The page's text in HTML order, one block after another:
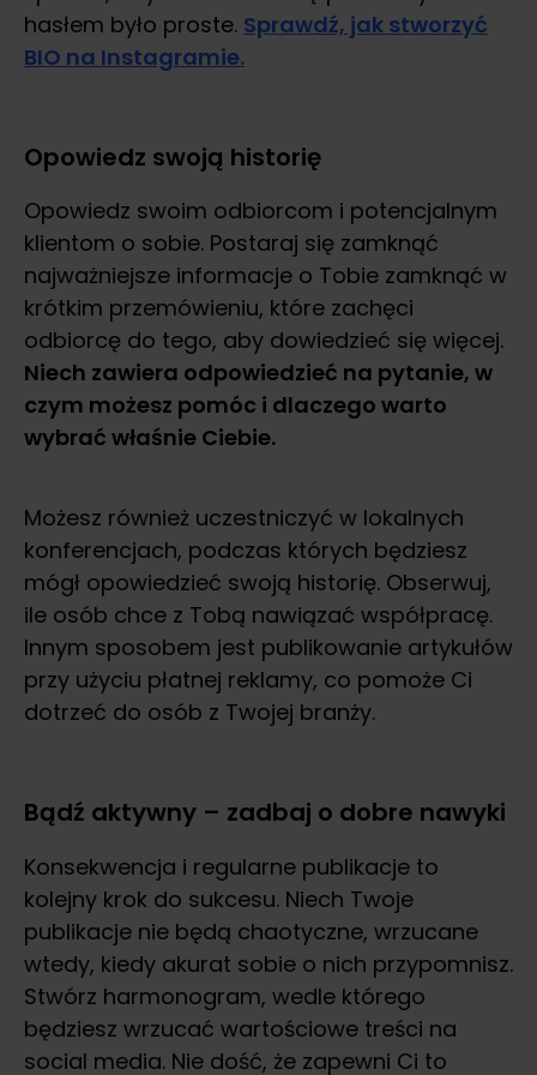
hasłem było proste. Sprawdź, jak stworzyć
BIO na Instagramie.
Opowiedz swoją historię
Opowiedz swoim odbiorcom i potencjalnym
klientom o sobie. Postaraj się zamknąć
najważniejsze informacje o Tobie zamknąć w
krótkim przemówieniu, które zachęci
odbiorcę do tego, aby dowiedzieć się więcej.
Niech zawiera odpowiedzieć na pytanie, w
czym możesz pomóc i dlaczego warto
wybrać właśnie Ciebie.
Możesz również uczestniczyć w lokalnych
konferencjach, podczas których będziesz
mógł opowiedzieć swoją historię. Obserwuj,
ile osób chce z Tobą nawiązać współpracę.
Innym sposobem jest publikowanie artykułów
przy użyciu płatnej reklamy, co pomoże Ci
dotrzeć do osób z Twojej branży.
Bądź aktywny – zadbaj o dobre nawyki
Konsekwencja i regularne publikacje to
kolejny krok do sukcesu. Niech Twoje
publikacje nie będą chaotyczne, wrzucane
wtedy, kiedy akurat sobie o nich przypomnisz.
Stwórz harmonogram, wedle którego
będziesz wrzucać wartościowe treści na
social media. Nie dość, że zapewni Ci to